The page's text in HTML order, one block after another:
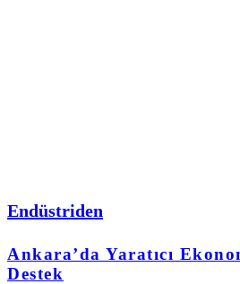
Endüstriden
Ankara’da Yaratıcı
Destek